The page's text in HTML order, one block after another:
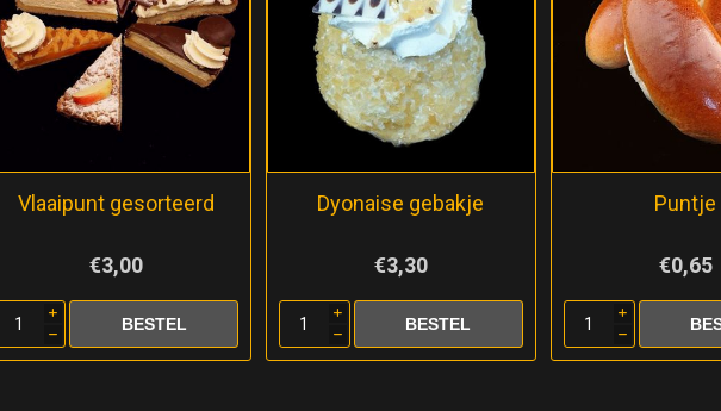
Vlaaipunt gesorteerd
€3,00
i
h
Dyonaise gebakje
€3,30
i
h
Puntje
€0,65
i
h